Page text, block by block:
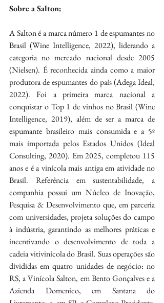
Sobre a Salton:
A Salton é a marca número 1 de espumantes no
Brasil (Wine Intelligence, 2022), liderando a
categoria no mercado nacional desde 2005
(Nielsen). É reconhecida ainda como a maior
produtora de espumantes do país (Adega Ideal,
2022). Foi a primeira marca nacional a
conquistar o Top 1 de vinhos no Brasil (Wine
Intelligence, 2019), além de ser a marca de
espumante brasileiro mais consumida e a 5º
mais importada pelos Estados Unidos (Ideal
Consulting, 2020). Em 2025, completou 115
anos e é a vinícola mais antiga em atividade no
Brasil. Referência em sustentabilidade, a
companhia possui um Núcleo de Inovação,
Pesquisa & Desenvolvimento que, em parceria
com universidades, projeta soluções do campo
à indústria, garantindo as melhores práticas e
incentivando o desenvolvimento de toda a
cadeia vitivinícola do Brasil. Suas operações são
divididas em quatro unidades de negócio: no
RS, a Vinícola Salton, em Bento Gonçalves e a
Azienda Domenico, em Santana do